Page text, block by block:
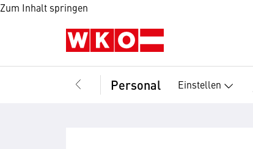
Zum Inhalt springen
Personal Einstellen